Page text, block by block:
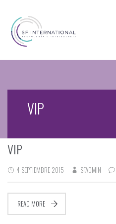
VIP
VIP
4 SEPTIEMBRE 2015 SFADMIN
READ MORE